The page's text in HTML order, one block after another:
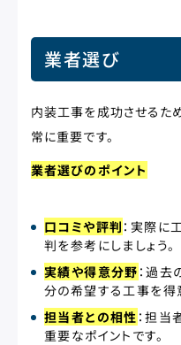
業者選び
内装工事を成功させるた
常に重要です。
業者選びのポイント
口コミや評判 ：実際に
判を参考にしましょう。
実績や得意分野 ：過去
分の希望する工事を得
担当者との相性 ：担当
重要なポイントです。